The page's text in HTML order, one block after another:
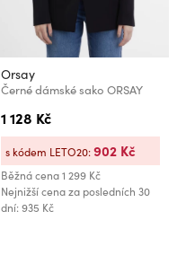
Orsay
Černé dámské sako ORSAY
1 128 Kč
Běžná cena1 299 Kč
Nejnižší cena za posledních 30
dní: 935 Kč
s kódem LETO20:902 Kč